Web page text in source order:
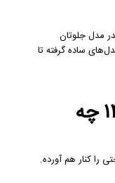
مدل جلو‌تان
ساده گرفته تا
صندل زنانه مد روز ۱۴۰۵ چه
را کنار هم آورده.